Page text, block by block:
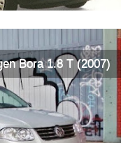
Bora 1.8 T (2007)